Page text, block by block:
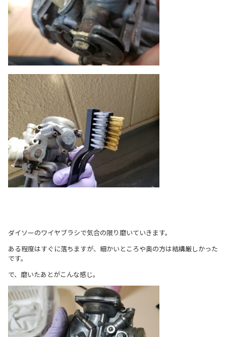
ダイソーのワイヤブラシで気合の限り磨いていきます。
ある程度はすぐに落ちますが、細かいところや奥の方は結構厳しかった
です。
で、磨いたあとがこんな感じ。